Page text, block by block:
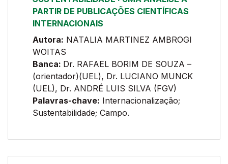
PARTIR DE PUBLICAÇÕES CIENTÍFICAS
INTERNACIONAIS
Autora: NATALIA MARTINEZ AMBROGI
WOITAS
Banca: Dr. RAFAEL BORIM DE SOUZA –
(orientador)(UEL), Dr. LUCIANO MUNCK
(UEL), Dr. ANDRÉ LUIS SILVA (FGV)
Palavras-chave: Internacionalização;
Sustentabilidade; Campo.